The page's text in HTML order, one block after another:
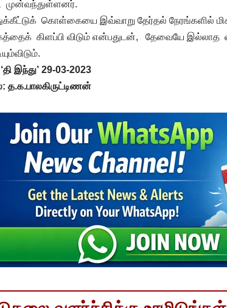
முன்வந்துள்ளனர்.
கொள்கையை இவ்வாறு தேர்தல் நேரங்களில்
கிளப்பி விடும் என்பதுடன், தேவையே இல்லாத
இந்து’ 29-03-2023
த.க.பாலகிருட்டிணன்